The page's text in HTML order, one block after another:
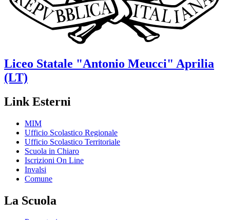
Liceo Statale "Antonio Meucci" Aprilia
(LT)
Link Esterni
MIM
Ufficio Scolastico Regionale
Ufficio Scolastico Territoriale
Scuola in Chiaro
Iscrizioni On Line
Invalsi
Comune
La Scuola